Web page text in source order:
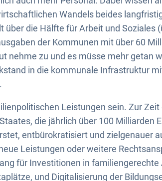
Wandels beides
über die Hälfte für Arbeit und Soziales
der Kommunen mit über 60
nehme zu und es müsse mehr getan
in die kommunale Infrastruktur
Leistungen sein. Zur Zeit
die jährlich über 100 Milliarden
entbürokratisiert und zielgenauer
Leistungen oder weitere
für Investitionen in
und Digitalisierung der